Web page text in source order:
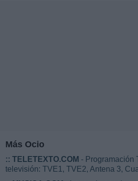
Más Ocio
:: TELETEXTO.COM - Programación
televisión: TVE1, TVE2, Antena 3,